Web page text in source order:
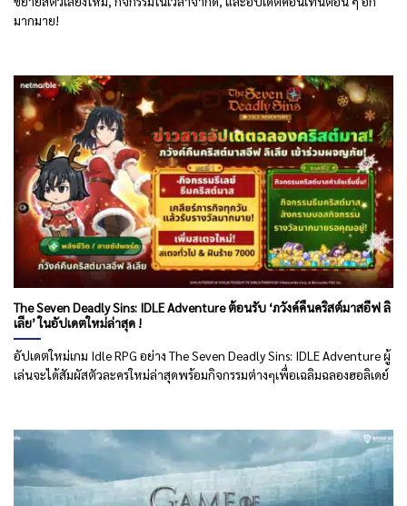
มากมาย!
The Seven Deadly Sins: IDLE Adventure ต้อนรับ ‘ภวังค์คืนคริสต์มาสอีฟ ลิ
เลีย’ ในอัปเดตใหม่ล่าสุด !
อัปเดตใหม่เกม Idle RPG อย่าง The Seven Deadly Sins: IDLE Adventure ผู้
เล่นจะได้สัมผัสตัวละครใหม่ล่าสุดพร้อมกิจกรรมต่างๆเพื่อเฉลิมฉลองฮอลิเดย์